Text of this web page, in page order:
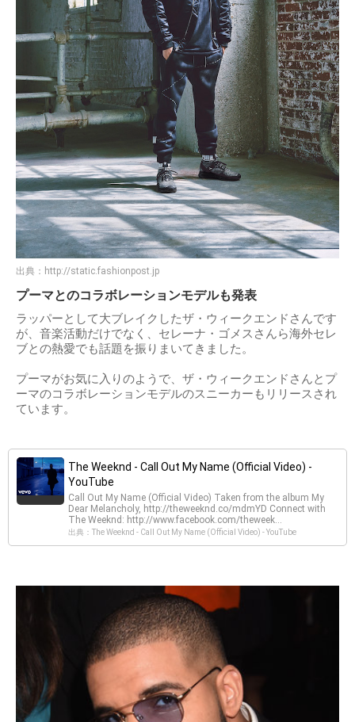
出典： http://static.fashionpost.jp
プーマとのコラボレーションモデルも発表
ラッパーとして大ブレイクしたザ・ウィークエンドさんです
が、音楽活動だけでなく、セレーナ・ゴメスさんら海外セレ
ブとの熱愛でも話題を振りまいてきました。
プーマがお気に入りのようで、ザ・ウィークエンドさんとプ
ーマのコラボレーションモデルのスニーカーもリリースされ
ています。
The Weeknd - Call Out My Name (Official Video) -
YouTube
Call Out My Name (Official Video) Taken from the album My
Dear Melancholy, http://theweeknd.co/mdmYD Connect with
The Weeknd: http://www.facebook.com/theweek...
出典：The Weeknd - Call Out My Name (Official Video) - YouTube